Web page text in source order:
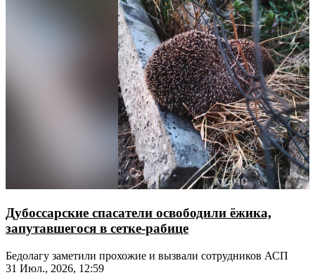
Дубоссарские спасатели освободили ёжика,
запутавшегося в сетке-рабице
Бедолагу заметили прохожие и вызвали сотрудников АСП
31 Июл., 2026, 12:59